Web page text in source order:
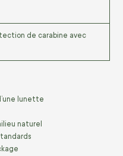
de carabine avec
lunette
naturel